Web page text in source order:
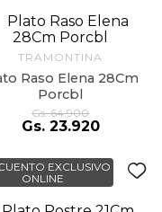
TRAMONTINA
Raso Elena 28Cm
Porcbl
Gs. 64.900
Gs. 23.920
EXCLUSIVO
ONLINE